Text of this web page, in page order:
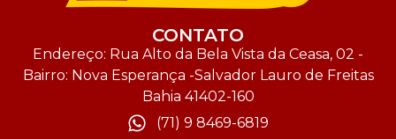
CONTATO
Endereço: Rua Alto da Bela Vista da Ceasa, 02 -
Bairro: Nova Esperança -Salvador Lauro de Freitas
Bahia 41402-160
(71) 9 8469-6819